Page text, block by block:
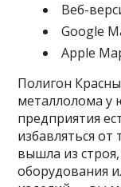
Веб-
Google
Apple
Полигон
металлолома у
предприятия
избавляться от
вышла из
оборудования